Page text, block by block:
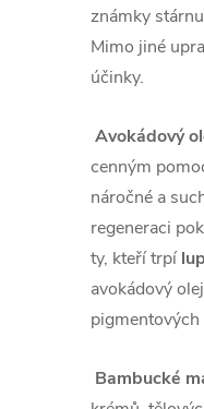
známky
Mimo jiné
účinky.
Avokádový
cenným
náročné a
regeneraci
ty, kteří trpí
avokádový
Bambucké